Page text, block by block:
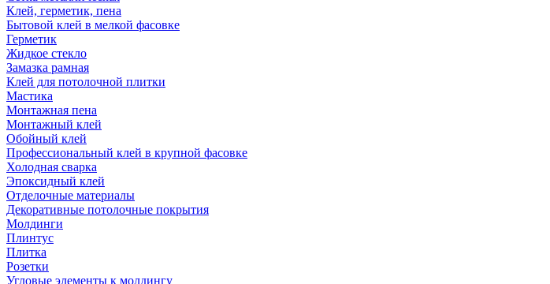
Клей, герметик, пена
Бытовой клей в мелкой фасовке
Герметик
Жидкое стекло
Замазка рамная
Клей для потолочной плитки
Мастика
Монтажная пена
Монтажный клей
Обойный клей
Профессиональный клей в крупной фасовке
Холодная сварка
Эпоксидный клей
Отделочные материалы
Декоративные потолочные покрытия
Молдинги
Плинтус
Плитка
Розетки
Угловые элементы к молдингу